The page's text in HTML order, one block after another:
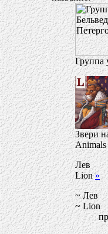
Группа
Звери
Animals
Лев
Lion»
~ Лев
~ Lion